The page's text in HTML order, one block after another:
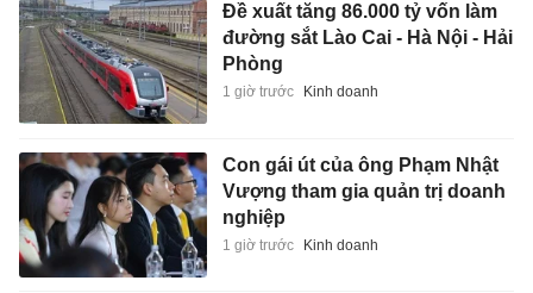
Đề xuất tăng 86.000 tỷ vốn làm
đường sắt Lào Cai - Hà Nội - Hải
Phòng
1 giờ trước Kinh doanh
Con gái út của ông Phạm Nhật
Vượng tham gia quản trị doanh
nghiệp
1 giờ trước Kinh doanh